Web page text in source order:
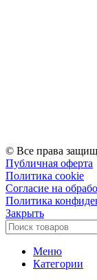
© Все права
Публичная оферта
Политика cookie
Согласие на
Политика
Закрыть
Меню
Категории